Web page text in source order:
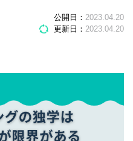
公開日： 2023.04.20
更新日： 2023.04.20